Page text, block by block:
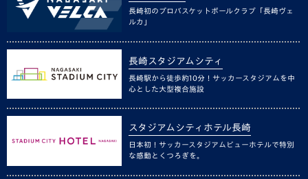
長崎初のプロバスケットボールクラブ「長崎ヴェ
ルカ」
長崎スタジアムシティ
長崎駅から徒歩約10分！サッカースタジアムを中
心とした大型複合施設
スタジアムシティホテル長崎
日本初！サッカースタジアムビューホテルで特別
な感動とくつろぎを。